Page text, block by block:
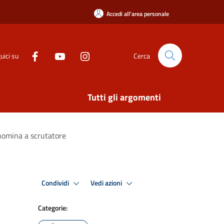
Accedi all'area personale
su Cerca
Tutti gli argomenti
a scrutatore
Condividi Vedi azioni
Categorie: